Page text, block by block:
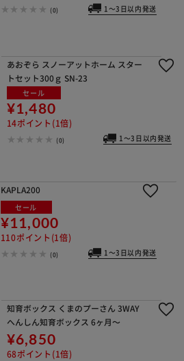
(0) 1～3日以内発送
あおぞら スノーアットホーム スター
トセット300ｇ SN-23
セール
¥1,480
14ポイント(1倍)
(0) 1～3日以内発送
KAPLA200
セール
¥11,000
110ポイント(1倍)
(0) 1～3日以内発送
知育ボックス くまのプーさん 3WAY
へんしん知育ボックス 6ヶ月～
¥6,850
68ポイント(1倍)